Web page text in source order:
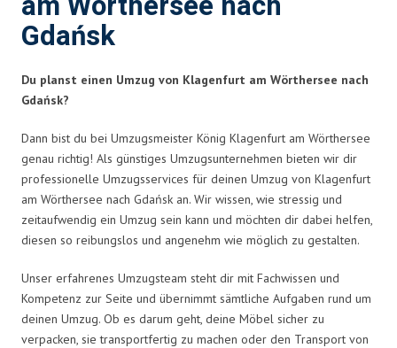
Gdańsk
Du planst einen Umzug von Klagenfurt am Wörthersee nach
Gdańsk?
Dann bist du bei Umzugsmeister König Klagenfurt am Wörthersee
genau richtig! Als günstiges Umzugsunternehmen bieten wir dir
professionelle Umzugsservices für deinen Umzug von Klagenfurt
am Wörthersee nach Gdańsk an. Wir wissen, wie stressig und
zeitaufwendig ein Umzug sein kann und möchten dir dabei helfen,
diesen so reibungslos und angenehm wie möglich zu gestalten.
Unser erfahrenes Umzugsteam steht dir mit Fachwissen und
Kompetenz zur Seite und übernimmt sämtliche Aufgaben rund um
deinen Umzug. Ob es darum geht, deine Möbel sicher zu
verpacken, sie transportfertig zu machen oder den Transport von